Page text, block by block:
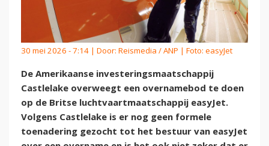
30 mei 2026 - 7:14 | Door: Reismedia / ANP | Foto: easyJet
De Amerikaanse investeringsmaatschappij
Castlelake overweegt een overnamebod te doen
op de Britse luchtvaartmaatschappij easyJet.
Volgens Castlelake is er nog geen formele
toenadering gezocht tot het bestuur van easyJet